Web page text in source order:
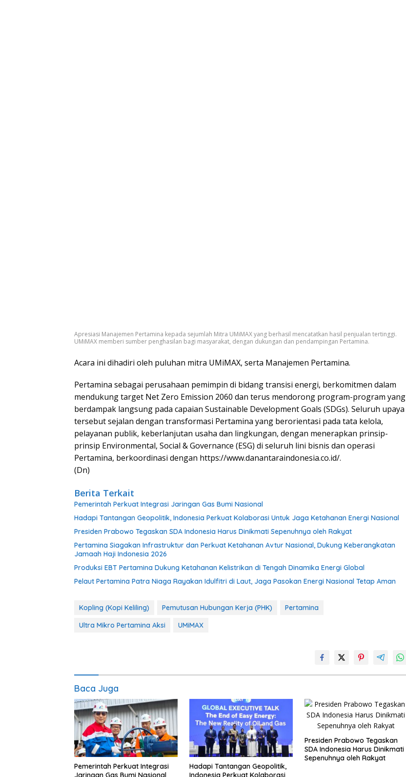
Apresiasi Manajemen Pertamina kepada sejumlah Mitra UMiMAX yang berhasil mencatatkan hasil penjualan tertinggi.
UMiMAX memberi sumber penghasilan bagi masyarakat, dengan dukungan dan pendampingan Pertamina.
Acara ini dihadiri oleh puluhan mitra UMiMAX, serta Manajemen Pertamina.
Pertamina sebagai perusahaan pemimpin di bidang transisi energi, berkomitmen dalam
mendukung target Net Zero Emission 2060 dan terus mendorong program-program yang
berdampak langsung pada capaian Sustainable Development Goals (SDGs). Seluruh upaya
tersebut sejalan dengan transformasi Pertamina yang berorientasi pada tata kelola,
pelayanan publik, keberlanjutan usaha dan lingkungan, dengan menerapkan prinsip-
prinsip Environmental, Social & Governance (ESG) di seluruh lini bisnis dan operasi
Pertamina, berkoordinasi dengan https://www.danantaraindonesia.co.id/.
(Dn)
Berita Terkait
Pemerintah Perkuat Integrasi Jaringan Gas Bumi Nasional
Hadapi Tantangan Geopolitik, Indonesia Perkuat Kolaborasi Untuk Jaga Ketahanan Energi Nasional
Presiden Prabowo Tegaskan SDA Indonesia Harus Dinikmati Sepenuhnya oleh Rakyat
Pertamina Siagakan Infrastruktur dan Perkuat Ketahanan Avtur Nasional, Dukung Keberangkatan
Jamaah Haji Indonesia 2026
Produksi EBT Pertamina Dukung Ketahanan Kelistrikan di Tengah Dinamika Energi Global
Pelaut Pertamina Patra Niaga Rayakan Idulfitri di Laut, Jaga Pasokan Energi Nasional Tetap Aman
Kopling (Kopi Keliling) Pemutusan Hubungan Kerja (PHK)
Pertamina
Ultra Mikro Pertamina Aksi
UMiMAX
Baca Juga
Pemerintah Perkuat Integrasi
Jaringan Gas Bumi Nasional
Hadapi Tantangan Geopolitik,
Indonesia Perkuat Kolaborasi
Presiden Prabowo Tegaskan
SDA Indonesia Harus Dinikmati
Sepenuhnya oleh Rakyat